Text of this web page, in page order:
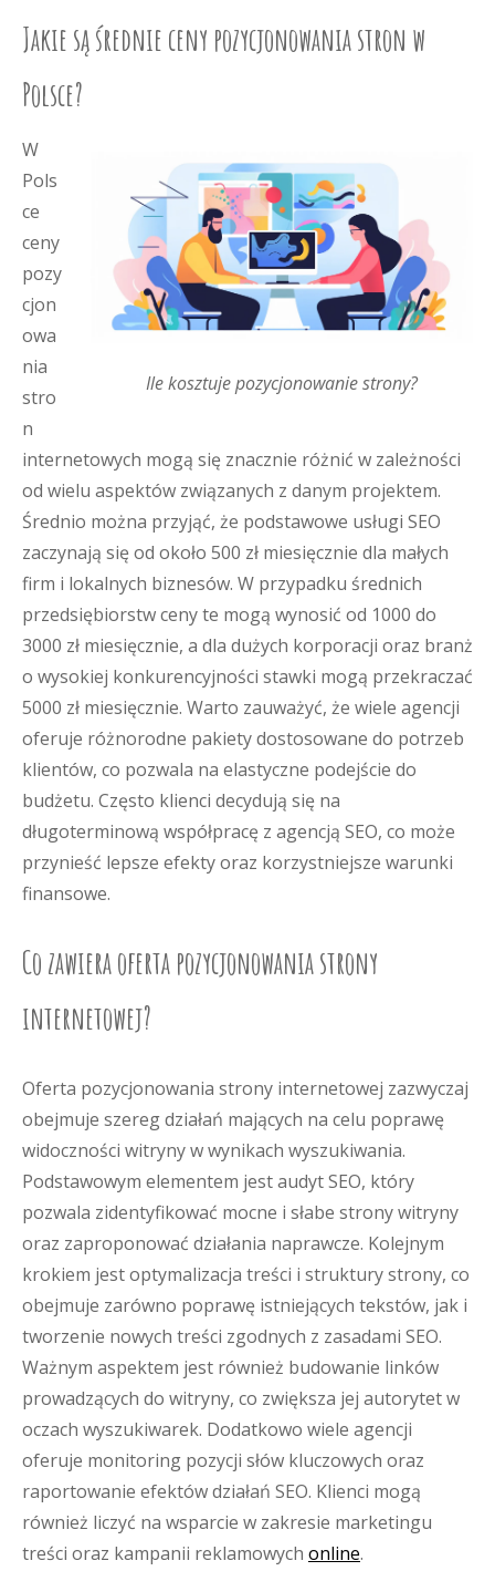
Jakie są średnie ceny pozycjonowania stron w
Polsce?
Ile kosztuje pozycjonowanie strony?
W
Pols
ce
ceny
pozy
cjon
owa
nia
stro
n
internetowych mogą się znacznie różnić w zależności
od wielu aspektów związanych z danym projektem.
Średnio można przyjąć, że podstawowe usługi SEO
zaczynają się od około 500 zł miesięcznie dla małych
firm i lokalnych biznesów. W przypadku średnich
przedsiębiorstw ceny te mogą wynosić od 1000 do
3000 zł miesięcznie, a dla dużych korporacji oraz branż
o wysokiej konkurencyjności stawki mogą przekraczać
5000 zł miesięcznie. Warto zauważyć, że wiele agencji
oferuje różnorodne pakiety dostosowane do potrzeb
klientów, co pozwala na elastyczne podejście do
budżetu. Często klienci decydują się na
długoterminową współpracę z agencją SEO, co może
przynieść lepsze efekty oraz korzystniejsze warunki
finansowe.
Co zawiera oferta pozycjonowania strony
internetowej?
Oferta pozycjonowania strony internetowej zazwyczaj
obejmuje szereg działań mających na celu poprawę
widoczności witryny w wynikach wyszukiwania.
Podstawowym elementem jest audyt SEO, który
pozwala zidentyfikować mocne i słabe strony witryny
oraz zaproponować działania naprawcze. Kolejnym
krokiem jest optymalizacja treści i struktury strony, co
obejmuje zarówno poprawę istniejących tekstów, jak i
tworzenie nowych treści zgodnych z zasadami SEO.
Ważnym aspektem jest również budowanie linków
prowadzących do witryny, co zwiększa jej autorytet w
oczach wyszukiwarek. Dodatkowo wiele agencji
oferuje monitoring pozycji słów kluczowych oraz
raportowanie efektów działań SEO. Klienci mogą
również liczyć na wsparcie w zakresie marketingu
treści oraz kampanii reklamowych online.